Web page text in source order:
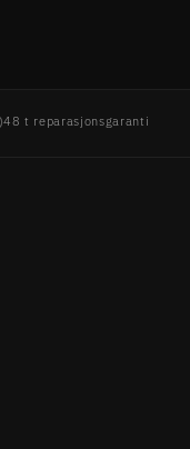
48 t reparasjonsgaranti